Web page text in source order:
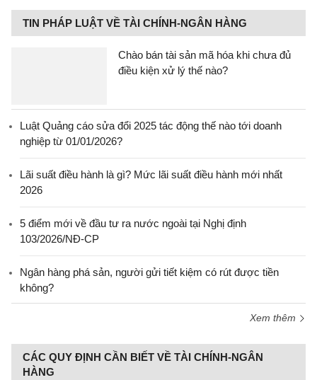
TIN PHÁP LUẬT VỀ TÀI CHÍNH-NGÂN HÀNG
Chào bán tài sản mã hóa khi chưa đủ
điều kiện xử lý thế nào?
Luật Quảng cáo sửa đổi 2025 tác động thế nào tới doanh
nghiệp từ 01/01/2026?
Lãi suất điều hành là gì? Mức lãi suất điều hành mới nhất
2026
5 điểm mới về đầu tư ra nước ngoài tại Nghị định
103/2026/NĐ-CP
Ngân hàng phá sản, người gửi tiết kiệm có rút được tiền
không?
Xem thêm
CÁC QUY ĐỊNH CẦN BIẾT VỀ TÀI CHÍNH-NGÂN
HÀNG